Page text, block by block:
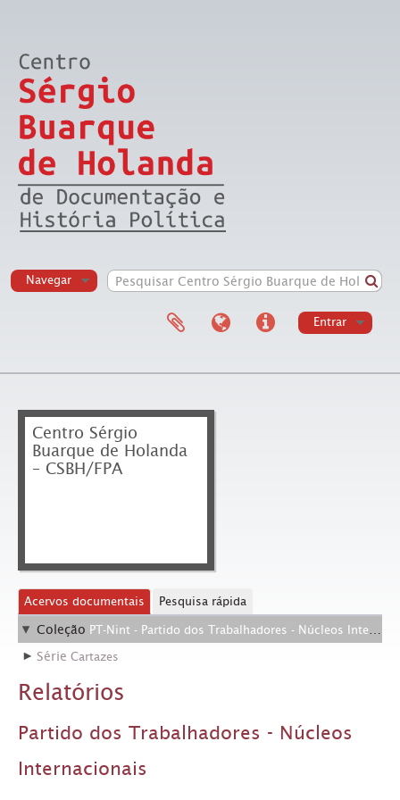
Navegar
Entrar
Centro Sérgio
Buarque de Holanda
– CSBH/FPA
Acervos documentais Pesquisa rápida
Coleção PT-Nint - Partido dos Trabalhadores - Núcleos Internacionais
Série Cartazes
Relatórios
Partido dos Trabalhadores - Núcleos
Internacionais